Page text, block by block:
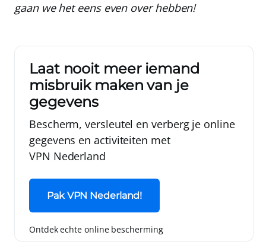
gaan we het eens even over hebben!
Laat nooit meer iemand
misbruik maken van je
gegevens
Bescherm, versleutel en verberg je online
gegevens en activiteiten met
VPN Nederland
Pak VPN Nederland!
Ontdek echte online bescherming